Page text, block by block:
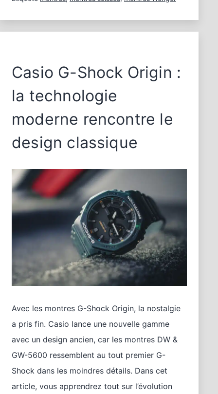
ans
de
Casio G-Shock Origin :
la technologie
moderne rencontre le
design classique
Avec les montres G-Shock Origin, la nostalgie
a pris fin. Casio lance une nouvelle gamme
avec un design ancien, car les montres DW &
GW-5600 ressemblent au tout premier G-
Shock dans les moindres détails. Dans cet
article, vous apprendrez tout sur l’évolution